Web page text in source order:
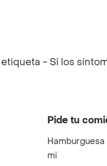
- Si los
Pide tu
mi